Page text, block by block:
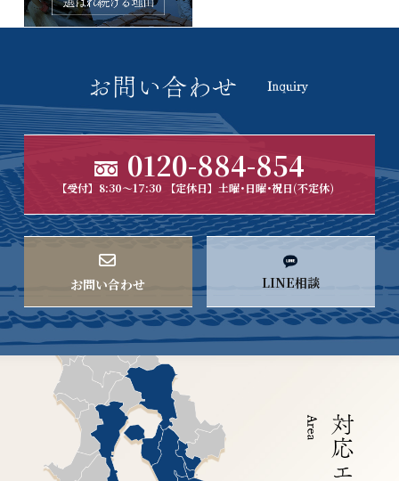
0120-884-854
【受付】8:30～17:30 【定休日】土曜･日曜･祝日(不定休)
お問い合わせ LINE相談